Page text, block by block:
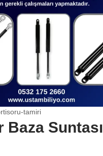
tamiri
Baza Suntası